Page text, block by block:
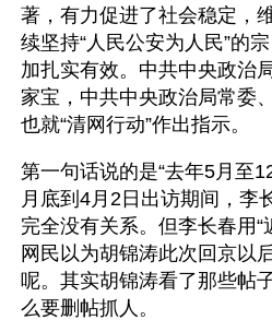
著，有力促进了社会稳定，
续坚持“人民公安为人民”的
加扎实有效。中共中央政治
家宝，中共中央政治局常委
也就“清网行动”作出指示。
第一句话说的是“去年5月至
月底到4月2日出访期间，李
完全没有关系。但李长春用“
网民以为胡锦涛此次回京以
呢。其实胡锦涛看了那些帖
么要删帖抓人。